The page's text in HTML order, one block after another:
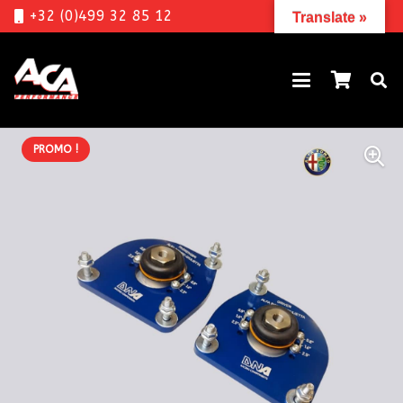
+32 (0)499 32 85 12
PROMO !
Translate »